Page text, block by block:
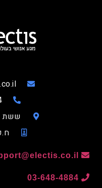
ששת
ח.פ.
03-648-4884